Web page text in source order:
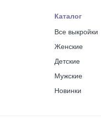
Каталог
Все выкройки
Женские
Детские
Мужские
Новинки